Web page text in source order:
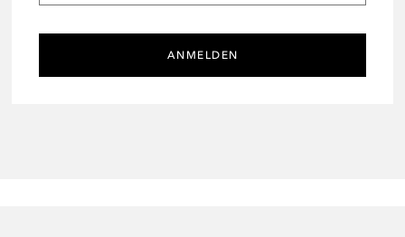
ANMELDEN